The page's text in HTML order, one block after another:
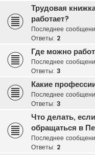
Трудовая
работает?
Последнее
Ответы: 2
Где можно
Последнее
Ответы: 3
Какие
Последнее
Ответы: 3
Что делать,
обращаться в
Последнее
Ответы: 2